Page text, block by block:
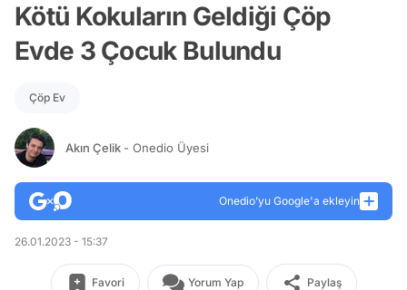
Kötü Kokuların Geldiği Çöp
Evde 3 Çocuk Bulundu
Çöp Ev
Akın Çelik - Onedio Üyesi
Onedio’yu Google'a ekleyin
26.01.2023 - 15:37
Favori Yorum Yap Paylaş